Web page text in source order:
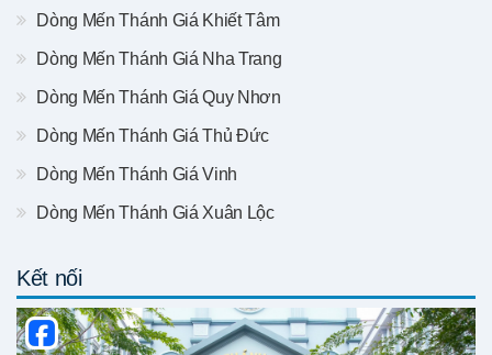
Dòng Mến Thánh Giá Khiết Tâm
Dòng Mến Thánh Giá Nha Trang
Dòng Mến Thánh Giá Quy Nhơn
Dòng Mến Thánh Giá Thủ Đức
Dòng Mến Thánh Giá Vinh
Dòng Mến Thánh Giá Xuân Lộc
Kết nối